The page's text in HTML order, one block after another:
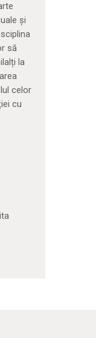
și
să
la
celor
cu